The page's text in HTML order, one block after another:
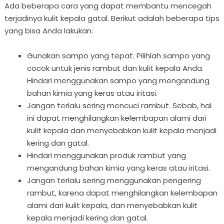
Ada beberapa cara yang dapat membantu mencegah
terjadinya kulit kepala gatal. Berikut adalah beberapa tips
yang bisa Anda lakukan:
Gunakan sampo yang tepat. Pilihlah sampo yang
cocok untuk jenis rambut dan kulit kepala Anda.
Hindari menggunakan sampo yang mengandung
bahan kimia yang keras atau iritasi.
Jangan terlalu sering mencuci rambut. Sebab, hal
ini dapat menghilangkan kelembapan alami dari
kulit kepala dan menyebabkan kulit kepala menjadi
kering dan gatal.
Hindari menggunakan produk rambut yang
mengandung bahan kimia yang keras atau iritasi.
Jangan terlalu sering menggunakan pengering
rambut, karena dapat menghilangkan kelembapan
alami dari kulit kepala, dan menyebabkan kulit
kepala menjadi kering dan gatal.